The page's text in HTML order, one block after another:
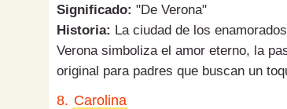
Significado: "De Verona"
Historia: La ciudad de los
Verona simboliza el amor eterno, la
original para padres que buscan un
8. Carolina